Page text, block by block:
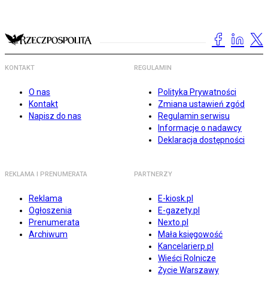
KONTAKT
O nas
Kontakt
Napisz do nas
REGULAMIN
Polityka Prywatności
Zmiana ustawień zgód
Regulamin serwisu
Informacje o nadawcy
Deklaracja dostępności
REKLAMA I PRENUMERATA
Reklama
Ogłoszenia
Prenumerata
Archiwum
PARTNERZY
E-kiosk.pl
E-gazety.pl
Nexto.pl
Mała księgowość
Kancelarierp.pl
Wieści Rolnicze
Życie Warszawy